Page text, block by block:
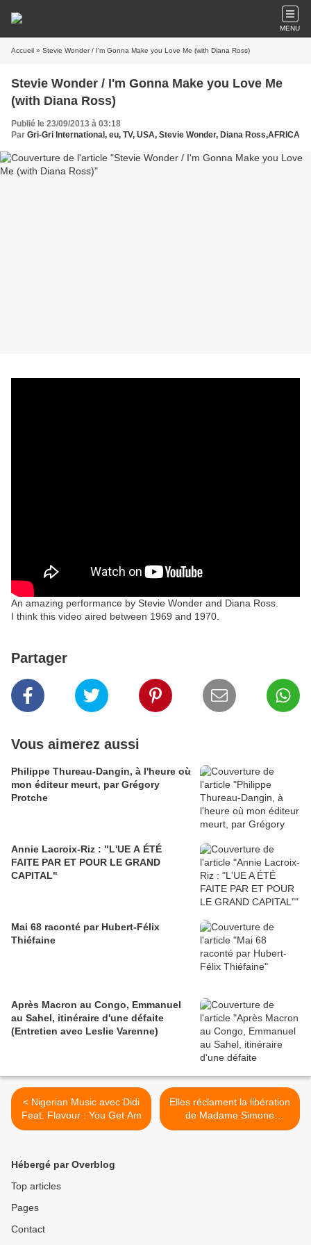
MENU
Accueil » Stevie Wonder / I'm Gonna Make you Love Me (with Diana Ross)
Stevie Wonder / I'm Gonna Make you Love Me
(with Diana Ross)
Publié le 23/09/2013 à 03:18
Par Gri-Gri International, eu, TV, USA, Stevie Wonder, Diana Ross,AFRICA
An amazing performance by Stevie Wonder and Diana Ross.
I think this video aired between 1969 and 1970.
Partager
Vous aimerez aussi
Philippe Thureau-Dangin, à l'heure où
mon éditeur meurt, par Grégory
Protche
Annie Lacroix-Riz : "L'UE A ÉTÉ
FAITE PAR ET POUR LE GRAND
CAPITAL"
Mai 68 raconté par Hubert-Félix
Thiéfaine
Après Macron au Congo, Emmanuel
au Sahel, itinéraire d'une défaite
(Entretien avec Leslie Varenne)
< Nigerian Music avec Didi
Feat. Flavour : You Get Am
Elles réclament la libération
de Madame Simone
Gbagbo >
Hébergé par Overblog
Top articles
Pages
Contact